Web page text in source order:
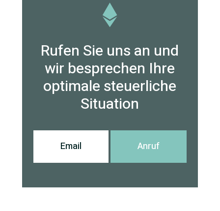

Rufen Sie uns an und
wir besprechen Ihre
optimale steuerliche
Situation
Email Anruf